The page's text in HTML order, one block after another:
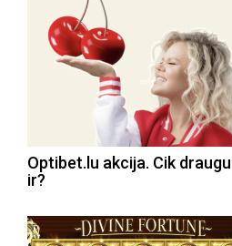
Optibet.lu akcija. Cik
ir?